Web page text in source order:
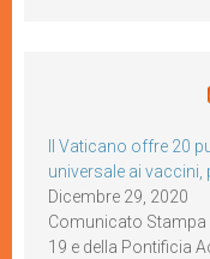
Il Vaticano offre 20
universale ai
Dicembre 29, 2020
Comunicato
19 e della Pontificia